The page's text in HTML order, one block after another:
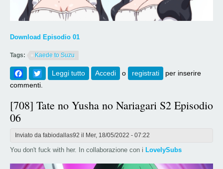
Download Episodio 01
Tags: Kaede to Suzu
Facebook
Twitter
Leggi tutto su [709] Kaede to Suzu The Animation - 01
Accedi o registrati
per inserire
commenti.
[708] Tate no Yusha no Nariagari S2 Episodio
06
Inviato da fabiodallas92 il Mer, 18/05/2022 - 07:22
You don't fuck with her. In collaborazione con i LovelySubs